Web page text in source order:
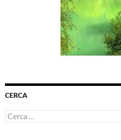
CERCA
Ricerca
per: